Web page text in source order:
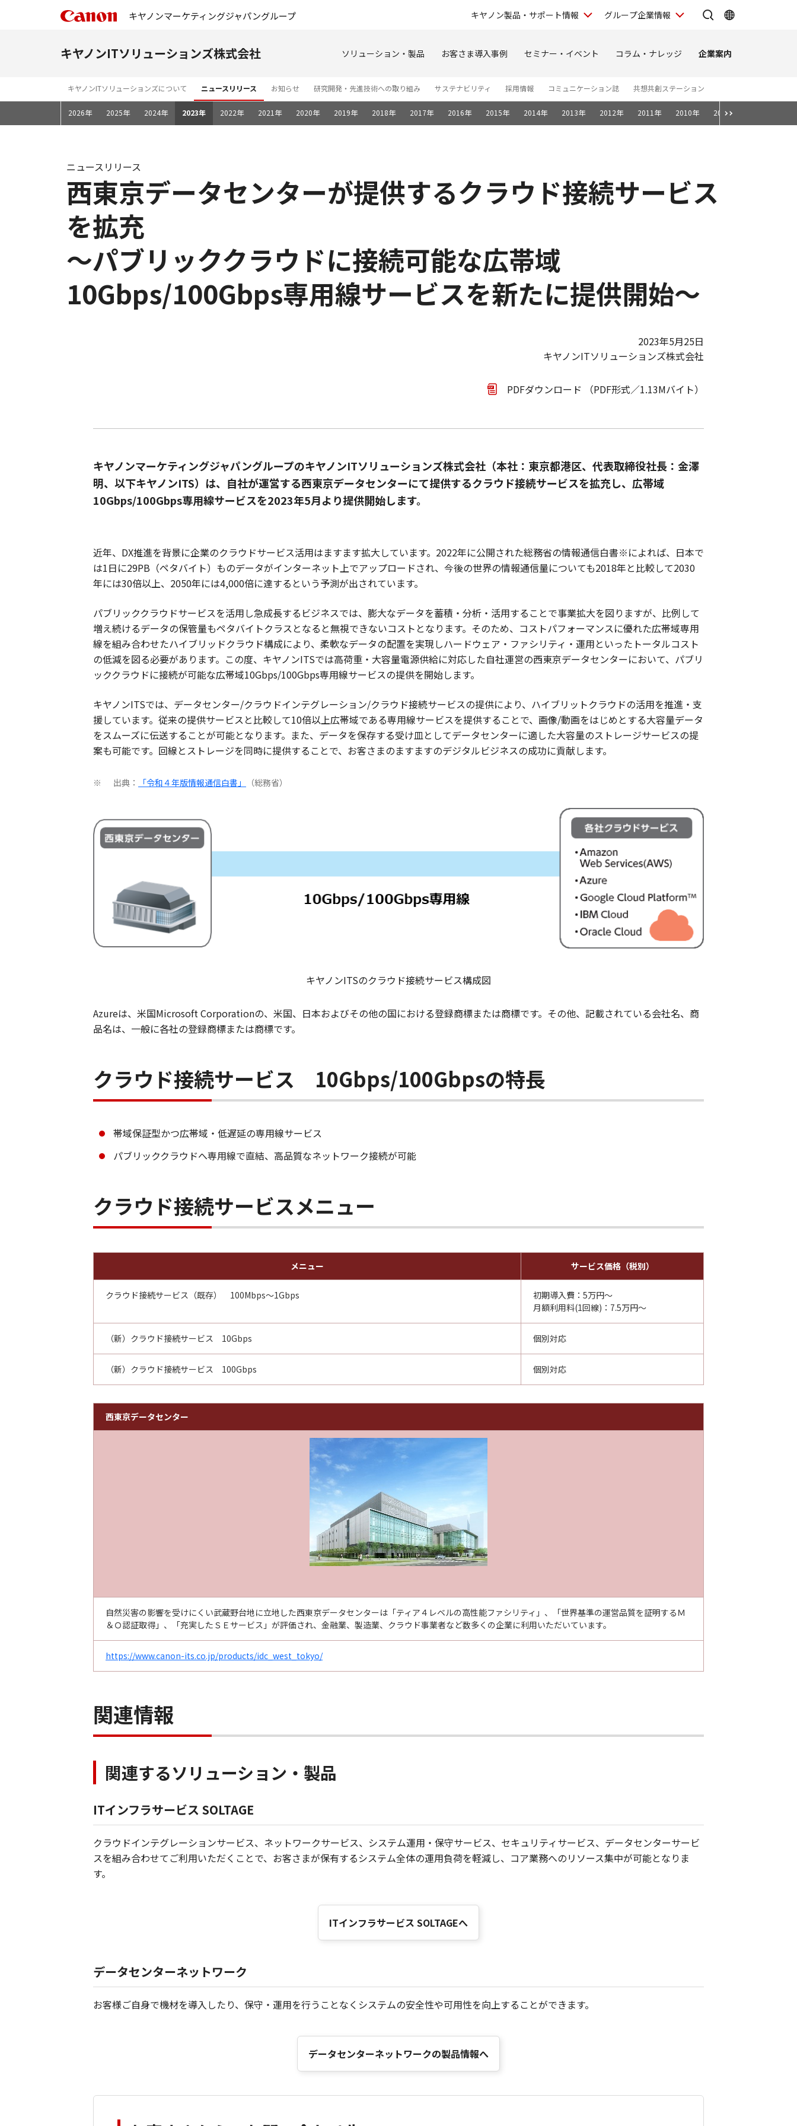
キヤノンマーケティングジャパングループ キヤノン製品・サポート情報 グループ企業情報
キヤノンITソリューションズ株式会社 ソリューション・製品 お客さま導入事例 セミナー・イベント コラム・ナレッジ 企業案内
キヤノンITソリューションズについて ニュースリリース お知らせ 研究開発・先進技術への取り組み サステナビリティ 採用情報 コミュニケーション誌 共想共創ステーション
2026年 2025年 2024年 2023年 2022年 2021年 2020年 2019年 2018年 2017年 2016年 2015年 2014年 2013年 2012年 2011年 2010年 2009年
西東京データセンターが提供するクラウド接続サービス
を拡充
～パブリッククラウドに接続可能な広帯域
10Gbps/100Gbps専用線サービスを新たに提供開始～
ニュースリリース
2023年5月25日
キヤノンITソリューションズ株式会社
PDFダウンロード （PDF形式／1.13Mバイト）
キヤノンマーケティングジャパングループのキヤノンITソリューションズ株式会社（本社：東京都港区、代表取締役社長：金澤
明、以下キヤノンITS）は、自社が運営する西東京データセンターにて提供するクラウド接続サービスを拡充し、広帯域
10Gbps/100Gbps専用線サービスを2023年5月より提供開始します。
近年、DX推進を背景に企業のクラウドサービス活用はますます拡大しています。2022年に公開された総務省の情報通信白書※によれば、日本で
は1日に29PB（ペタバイト）ものデータがインターネット上でアップロードされ、今後の世界の情報通信量についても2018年と比較して2030
年には30倍以上、2050年には4,000倍に達するという予測が出されています。
パブリッククラウドサービスを活用し急成長するビジネスでは、膨大なデータを蓄積・分析・活用することで事業拡大を図りますが、比例して
増え続けるデータの保管量もペタバイトクラスとなると無視できないコストとなります。そのため、コストパフォーマンスに優れた広帯域専用
線を組み合わせたハイブリッドクラウド構成により、柔軟なデータの配置を実現しハードウェア・ファシリティ・運用といったトータルコスト
の低減を図る必要があります。この度、キヤノンITSでは高荷重・大容量電源供給に対応した自社運営の西東京データセンターにおいて、パブリ
ッククラウドに接続が可能な広帯域10Gbps/100Gbps専用線サービスの提供を開始します。
キヤノンITSでは、データセンター/クラウドインテグレーション/クラウド接続サービスの提供により、ハイブリットクラウドの活用を推進・支
援しています。従来の提供サービスと比較して10倍以上広帯域である専用線サービスを提供することで、画像/動画をはじめとする大容量データ
をスムーズに伝送することが可能となります。また、データを保存する受け皿としてデータセンターに適した大容量のストレージサービスの提
案も可能です。回線とストレージを同時に提供することで、お客さまのますますのデジタルビジネスの成功に貢献します。
※ 出典： 「令和４年版情報通信白書」 （総務省）
キヤノンITSのクラウド接続サービス構成図
Azureは、米国Microsoft Corporationの、米国、日本およびその他の国における登録商標または商標です。その他、記載されている会社名、商
品名は、一般に各社の登録商標または商標です。
クラウド接続サービス 10Gbps/100Gbpsの特長
帯域保証型かつ広帯域・低遅延の専用線サービス
パブリッククラウドへ専用線で直結、高品質なネットワーク接続が可能
クラウド接続サービスメニュー
メニュー サービス価格（税別）
クラウド接続サービス（既存） 100Mbps～1Gbps
初期導入費：5万円～
月額利用料(1回線)：7.5万円～
（新）クラウド接続サービス 10Gbps 個別対応
（新）クラウド接続サービス 100Gbps 個別対応
西東京データセンター
自然災害の影響を受けにくい武蔵野台地に立地した西東京データセンターは「ティア４レベルの高性能ファシリティ」、「世界基準の運営品質を証明するＭ
＆Ｏ認証取得」、「充実したＳＥサービス」が評価され、金融業、製造業、クラウド事業者など数多くの企業に利用いただいています。
https://www.canon-its.co.jp/products/idc_west_tokyo/
関連情報
関連するソリューション・製品
ITインフラサービス SOLTAGE
クラウドインテグレーションサービス、ネットワークサービス、システム運用・保守サービス、セキュリティサービス、データセンターサービ
スを組み合わせてご利用いただくことで、お客さまが保有するシステム全体の運用負荷を軽減し、コア業務へのリソース集中が可能となりま
す。
ITインフラサービス SOLTAGEへ
データセンターネットワーク
お客様ご自身で機材を導入したり、保守・運用を行うことなくシステムの安全性や可用性を向上することができます。
データセンターネットワークの製品情報へ